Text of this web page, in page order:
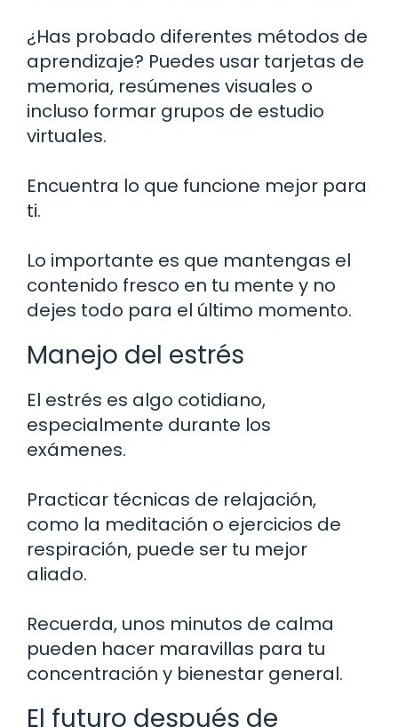
¿Has probado diferentes métodos de
aprendizaje? Puedes usar tarjetas de
memoria, resúmenes visuales o
incluso formar grupos de estudio
virtuales.
Encuentra lo que funcione mejor para
ti.
Lo importante es que mantengas el
contenido fresco en tu mente y no
dejes todo para el último momento.
Manejo del estrés
El estrés es algo cotidiano,
especialmente durante los
exámenes.
Practicar técnicas de relajación,
como la meditación o ejercicios de
respiración, puede ser tu mejor
aliado.
Recuerda, unos minutos de calma
pueden hacer maravillas para tu
concentración y bienestar general.
El futuro después de